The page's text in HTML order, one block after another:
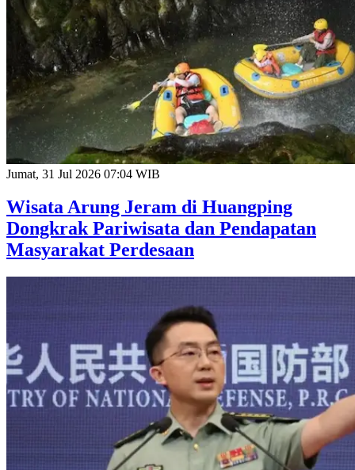
Jumat, 31 Jul 2026 07:04 WIB
Wisata Arung Jeram di Huangping
Dongkrak Pariwisata dan Pendapatan
Masyarakat Perdesaan